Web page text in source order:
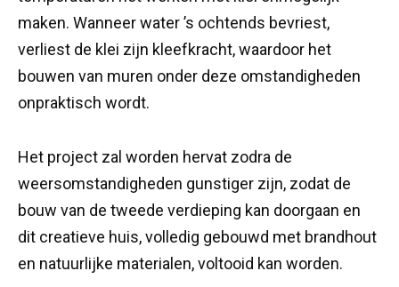
maken. Wanneer water ’s ochtends bevriest,
verliest de klei zijn kleefkracht, waardoor het
bouwen van muren onder deze omstandigheden
onpraktisch wordt.
Het project zal worden hervat zodra de
weersomstandigheden gunstiger zijn, zodat de
bouw van de tweede verdieping kan doorgaan en
dit creatieve huis, volledig gebouwd met brandhout
en natuurlijke materialen, voltooid kan worden.